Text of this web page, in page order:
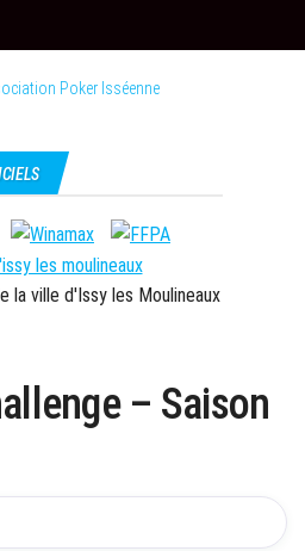
Association
Isséenne
c'est
l'API
la ville d'Issy les Moulineaux
– Saison